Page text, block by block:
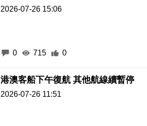
2026-07-26 15:06
0 715 0
港澳客船下午復航 其他航線續暫停
2026-07-26 11:51